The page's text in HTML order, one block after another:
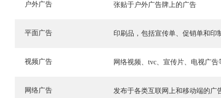
户外广告 张贴于户外广告牌上的广告
平面广告 印刷品，包括宣传单、促销单和印
视频广告 网络视频、tvc、宣传片、电视广告
网络广告 发布于各类互联网上和移动端的广